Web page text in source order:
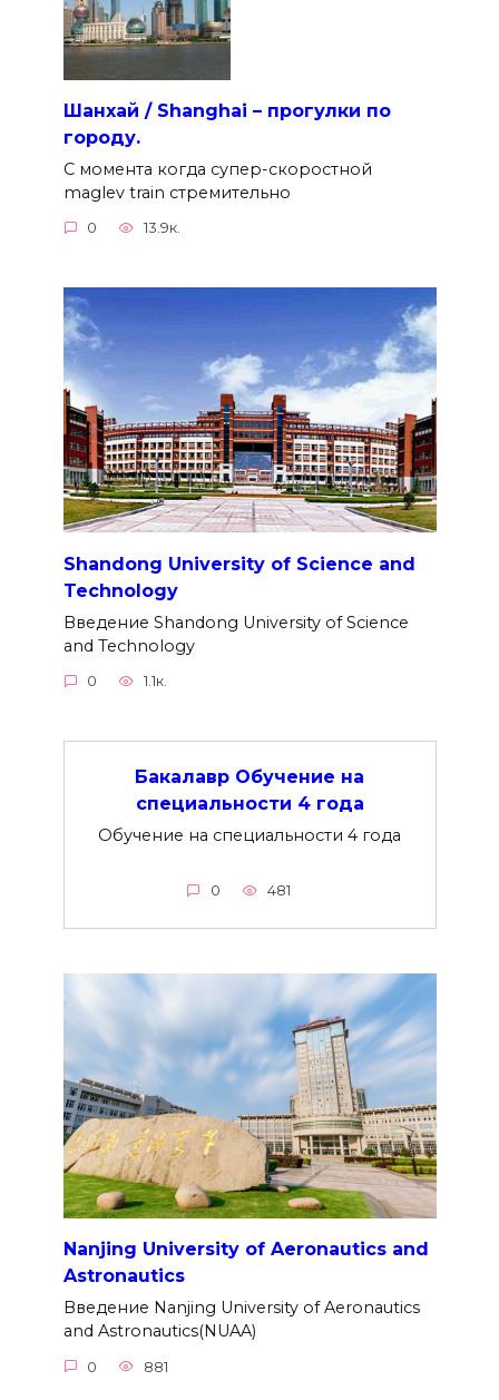
Шанхай / Shanghai – прогулки по
городу.
С момента когда супер-скоростной
maglev train стремительно
0 13.9к.
Shandong University of Science and
Technology
Введение Shandong University of Science
and Technology
0 1.1к.
Бакалавр Обучение на
специальности 4 года
Обучение на специальности 4 года
0 481
Nanjing University of Aeronautics and
Astronautics
Введение Nanjing University of Aeronautics
and Astronautics(NUAA)
0 881